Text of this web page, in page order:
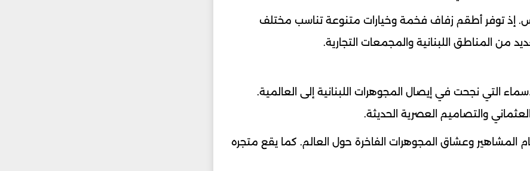
إذ توفر أطقم زفاف فخمة وخيارات متنوعة تناسب مختلف
من المناطق اللبنانية والمجمعات التجارية.
التي نجحت في إيصال المجوهرات اللبنانية إلى العالمية.
والتصاميم العصرية الحديثة.
المشاهير وعشاق المجوهرات الفاخرة حول العالم. كما يقع متجره